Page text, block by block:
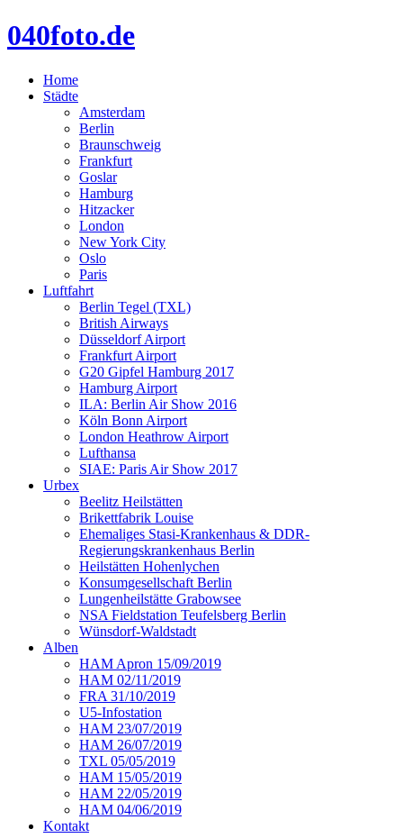
040foto.de
Home
Städte
Amsterdam
Berlin
Braunschweig
Frankfurt
Goslar
Hamburg
Hitzacker
London
New York City
Oslo
Paris
Luftfahrt
Berlin Tegel (TXL)
British Airways
Düsseldorf Airport
Frankfurt Airport
G20 Gipfel Hamburg 2017
Hamburg Airport
ILA: Berlin Air Show 2016
Köln Bonn Airport
London Heathrow Airport
Lufthansa
SIAE: Paris Air Show 2017
Urbex
Beelitz Heilstätten
Brikettfabrik Louise
Ehemaliges Stasi-Krankenhaus & DDR-
Regierungskrankenhaus Berlin
Heilstätten Hohenlychen
Konsumgesellschaft Berlin
Lungenheilstätte Grabowsee
NSA Fieldstation Teufelsberg Berlin
Wünsdorf-Waldstadt
Alben
HAM Apron 15/09/2019
HAM 02/11/2019
FRA 31/10/2019
U5-Infostation
HAM 23/07/2019
HAM 26/07/2019
TXL 05/05/2019
HAM 15/05/2019
HAM 22/05/2019
HAM 04/06/2019
Kontakt